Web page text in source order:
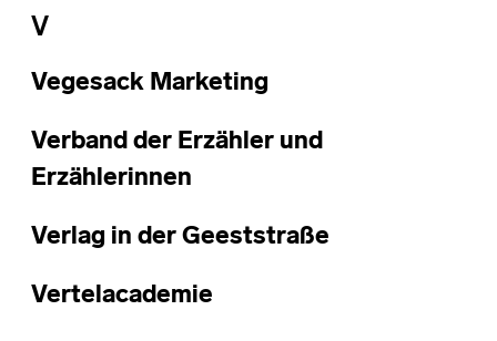
V
Vegesack Marketing
Verband der Erzähler und
Erzählerinnen
Verlag in der Geeststraße
Vertelacademie